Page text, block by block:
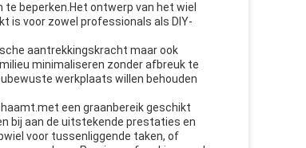
beperken.Het ontwerp van het wiel
is voor zowel professionals als DIY-
aantrekkingskracht maar ook
minimaliseren zonder afbreuk te
werkplaats willen behouden
een graanbereik geschikt
bij aan de uitstekende prestaties en
voor tussenliggende taken, of